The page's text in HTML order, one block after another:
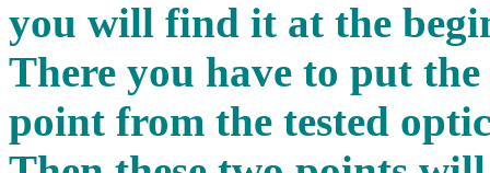
you will find it at the
There you have to put
point from the tested